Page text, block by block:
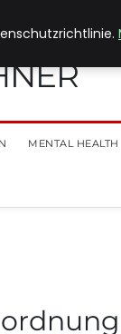
MENTAL HEALTH